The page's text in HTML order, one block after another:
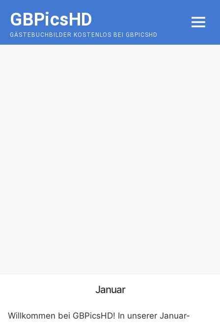
content
GBPicsHD
GÄSTEBUCHBILDER KOSTENLOS BEI GBPICSHD
MENU
Januar
Willkommen bei GBPicsHD! In unserer Januar-